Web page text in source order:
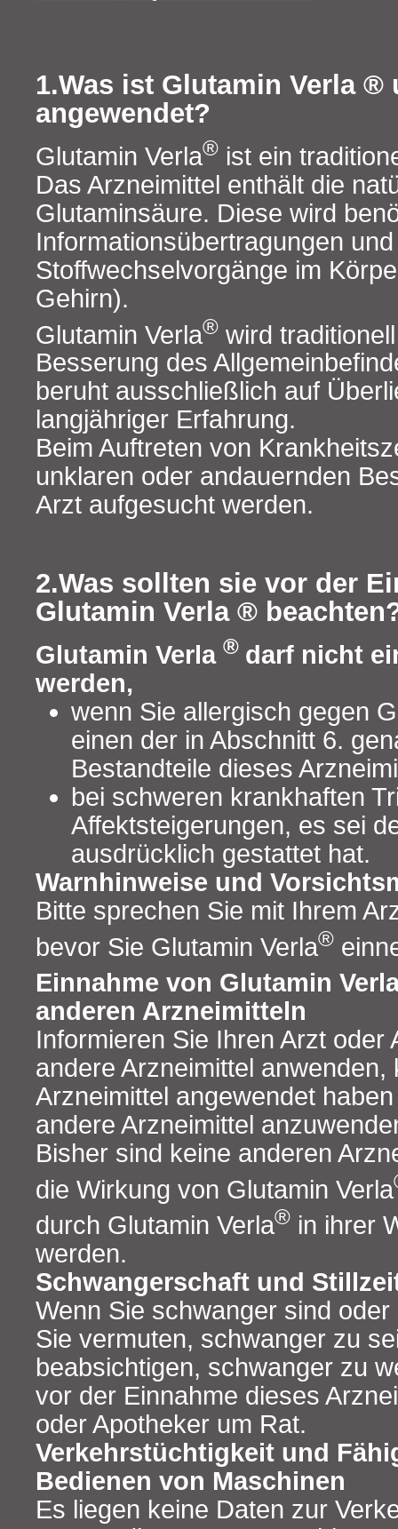
1.Was ist Glutamin Verla
angewendet?
Glutamin Verla® ist ein
Das Arzneimittel enthält die
Glutaminsäure. Diese wird
Informationsübertragungen und
Stoffwechselvorgänge im
Gehirn).
Glutamin Verla® wird
Besserung des
beruht ausschließlich auf
langjähriger Erfahrung.
Beim Auftreten von
unklaren oder andauernden
Arzt aufgesucht werden.
2.Was sollten sie vor der
Glutamin Verla ®
Glutamin Verla ® darf nicht
werden,
wenn Sie allergisch gegen
einen der in Abschnitt 6.
Bestandteile dieses
bei schweren krankhaften
Affektsteigerungen, es sei
ausdrücklich gestattet hat.
Warnhinweise und
Bitte sprechen Sie mit Ihrem
bevor Sie Glutamin Verla®
Einnahme von Glutamin
anderen Arzneimitteln
Informieren Sie Ihren Arzt oder
andere Arzneimittel anwenden,
Arzneimittel angewendet
andere Arzneimittel
Bisher sind keine anderen
die Wirkung von Glutamin Verla
durch Glutamin Verla® in ihrer
werden.
Schwangerschaft und
Wenn Sie schwanger sind
Sie vermuten, schwanger zu
beabsichtigen, schwanger zu
vor der Einnahme dieses
oder Apotheker um Rat.
Verkehrstüchtigkeit und
Bedienen von Maschinen
Es liegen keine Daten zur